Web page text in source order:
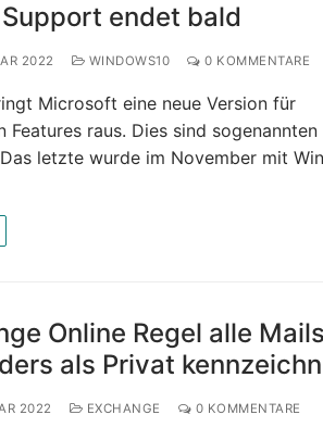
endet bald
2022 WINDOWS10 0 KOMMENTARE
Microsoft eine neue Version für
Features raus. Dies sind sogenannten
letzte wurde im November mit
Online Regel alle
als Privat
2022 EXCHANGE 0 KOMMENTARE